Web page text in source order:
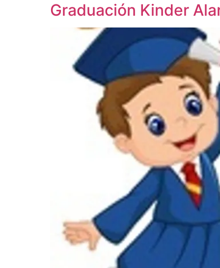
Graduación Kinder